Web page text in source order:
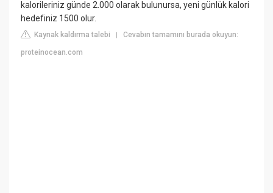
kalorileriniz günde 2.000 olarak bulunursa, yeni günlük kalori
hedefiniz 1500 olur.
Kaynak kaldırma talebi |Cevabın tamamını burada okuyun:
proteinocean.com